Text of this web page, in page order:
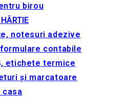
birou
notesuri adezive
contabile
etichete termice
și marcatoare
casa